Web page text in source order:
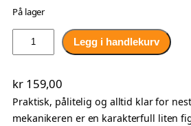
På lager
a
e
a
n
Legg i handlekurv
kr159,00
Praktisk, pålitelig og alltid klar for
mekanikeren er en karakterfull liten